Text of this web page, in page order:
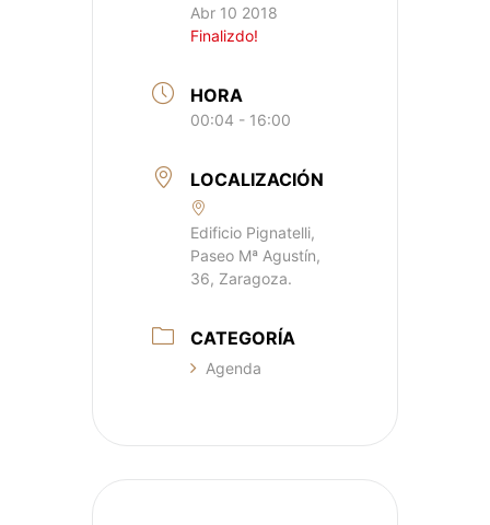
Abr 10 2018
Finalizdo!
HORA
00:04 - 16:00
LOCALIZACIÓN
Edificio Pignatelli,
Paseo Mª Agustín,
36, Zaragoza.
CATEGORÍA
Agenda